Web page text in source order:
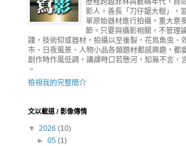
歷程跨越菲林與數碼年代，自
影人，善長「刀仔鋸大樹」，
單原始器材進行拍攝，重大意
節。只要與攝影相關，不管理
踐，技術仰或器材，拍攝以至後製，花鳥魚虫、
市、日夜風景、人物小品各類題材都感興趣，都
創作時作風低調，講課時口若懸河，知無不言，
。
檢視我的完整簡介
文以載道 / 影像傳情
▼ 2026 (10)
►05(1)